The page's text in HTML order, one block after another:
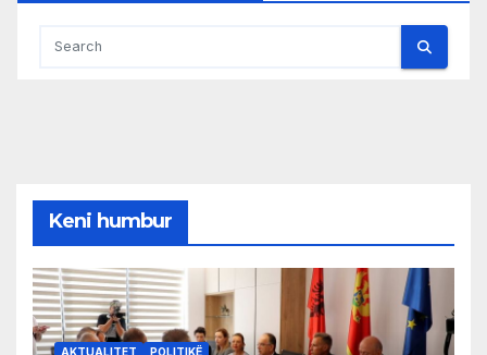
Keni humbur
AKTUALITET POLITIKË